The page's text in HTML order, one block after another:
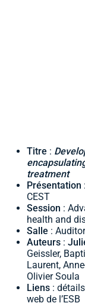
Titre :
treatment
Présentation
CEST
Session :
health and
Salle :
Auteurs :
Geissler,
Laurent,
Olivier Soula
Liens :
web de l’ESB